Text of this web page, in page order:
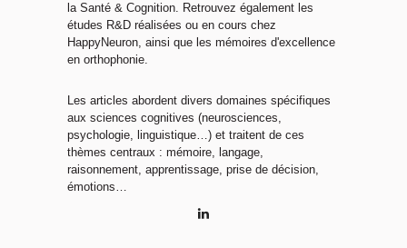
la Santé & Cognition. Retrouvez également les
études R&D réalisées ou en cours chez
HappyNeuron, ainsi que les mémoires d'excellence
en orthophonie.
Les articles abordent divers domaines spécifiques
aux sciences cognitives (neurosciences,
psychologie, linguistique…) et traitent de ces
thèmes centraux : mémoire, langage,
raisonnement, apprentissage, prise de décision,
émotions…